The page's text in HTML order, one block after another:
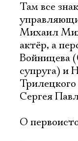
Там все
Михаил
актёр, а
Войницева
супруга) и
Сергея
О